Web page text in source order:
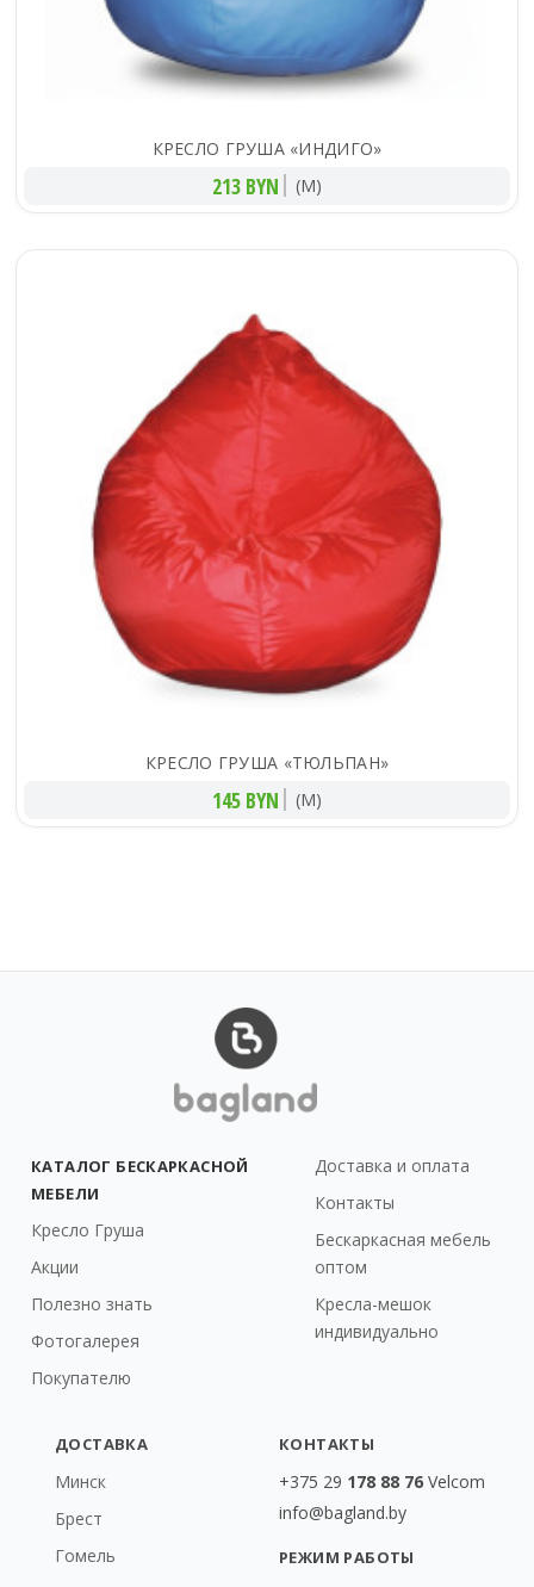
КРЕСЛО ГРУША «ИНДИГО»
213 BYN (M)
КРЕСЛО ГРУША «ТЮЛЬПАН»
145 BYN (M)
КАТАЛОГ БЕСКАРКАСНОЙ
МЕБЕЛИ
Кресло Груша
Акции
Полезно знать
Фотогалерея
Покупателю
Доставка и оплата
Контакты
Бескаркасная мебель
оптом
Кресла-мешок
индивидуально
ДОСТАВКА
Минск
Брест
Гомель
КОНТАКТЫ
+375 29 178 88 76 Velcom
info@bagland.by
РЕЖИМ РАБОТЫ